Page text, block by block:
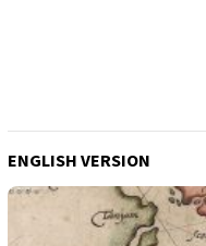
ENGLISH VERSION